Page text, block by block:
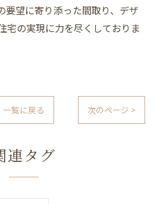
要望に寄り添った間取り、デザ
宅の実現に力を尽くしておりま
一覧に戻る 次のページ >
連タグ